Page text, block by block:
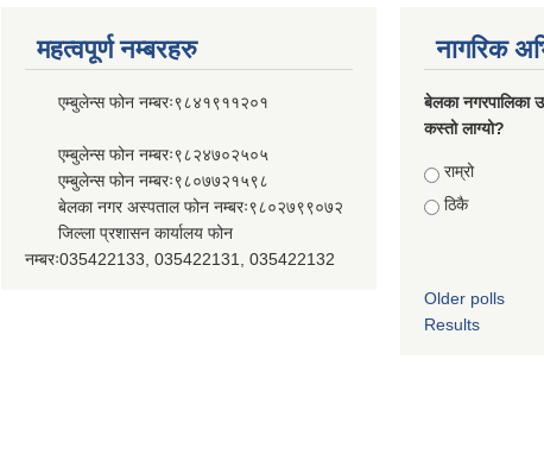
महत्वपूर्ण नम्बरहरु
एम्बुलेन्स फोन नम्बरः९८४१९११२०१
एम्बुलेन्स फोन नम्बरः९८२४७०२५०५
एम्बुलेन्स फोन नम्बरः९८०७७२१५९८
बेलका नगर अस्पताल फोन नम्बरः९८०२७९९०७२
जिल्ला प्रशासन कार्यालय फोन
नम्बरः035422133, 035422131, 035422132
नागरिक
बेलका नगरपालिका
कस्तो लाग्यो?
Choices
राम्रो
ठिकै
Older polls
Results